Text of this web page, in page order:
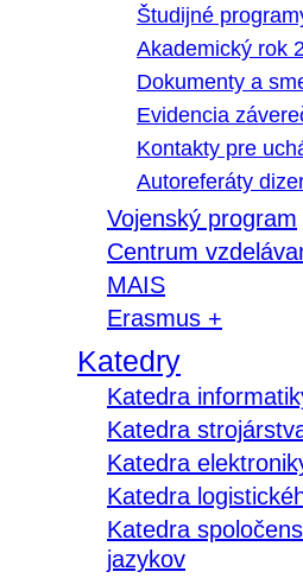
Študijné
Akademický rok
Dokumenty a
Evidencia
Kontakty pre
Autoreferáty
Vojenský program
Centrum
MAIS
Erasmus +
Katedry
Katedra
Katedra
Katedra
Katedra
Katedra
jazykov